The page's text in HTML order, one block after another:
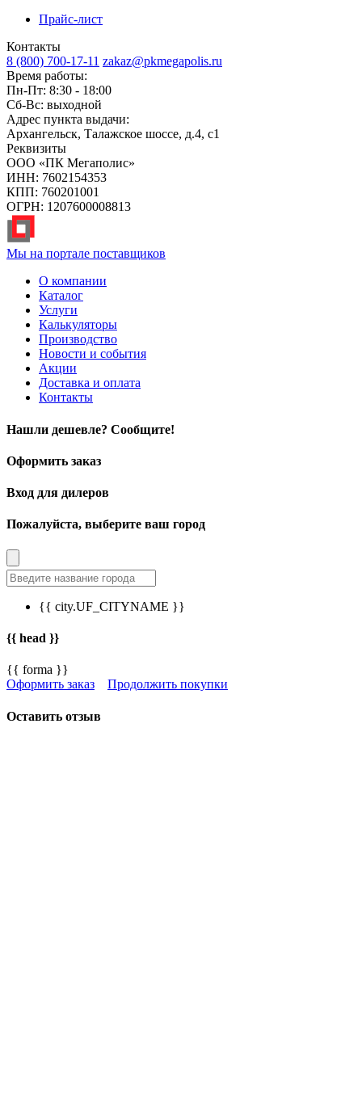
Прайс-лист
Контакты
8 (800) 700-17-11 zakaz@pkmegapolis.ru
Время работы:
Пн-Пт: 8:30 - 18:00
Сб-Вс: выходной
Адрес пункта выдачи:
Архангельск, Талажское шоссе, д.4, с1
Реквизиты
ООО «ПК Мегаполис»
ИНН: 7602154353
КПП: 760201001
ОГРН: 1207600008813
Мы на портале поставщиков
О компании
Каталог
Услуги
Калькуляторы
Производство
Новости и события
Акции
Доставка и оплата
Контакты
Нашли дешевле? Сообщите!
Оформить заказ
Вход для дилеров
Пожалуйста, выберите ваш город
{{ city.UF_CITYNAME }}
{{ head }}
{{ forma }}
Оформить заказ
Продолжить покупки
Оставить отзыв